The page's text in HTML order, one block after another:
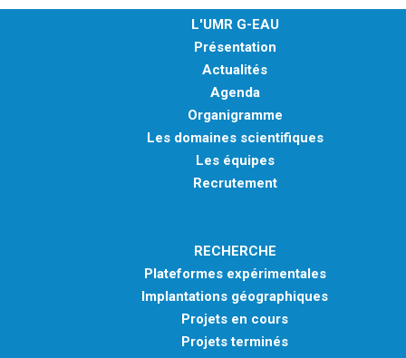
L'UMR G-EAU
Présentation
Actualités
Agenda
Organigramme
Les domaines scientifiques
Les équipes
Recrutement
RECHERCHE
Plateformes expérimentales
Implantations géographiques
Projets en cours
Projets terminés